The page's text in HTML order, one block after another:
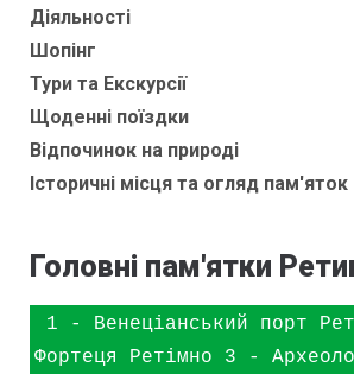
Діяльності
Шопінг
Тури та Екскурсії
Щоденні поїздки
Відпочинок на природі
Історичні місця та огляд пам'яток
Головні пам'ятки
Фортеця Ретімно 3 -